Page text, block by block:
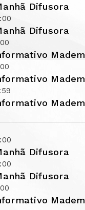
Difusora
Difusora
Madem
Madem
Madem
Difusora
Difusora
Madem